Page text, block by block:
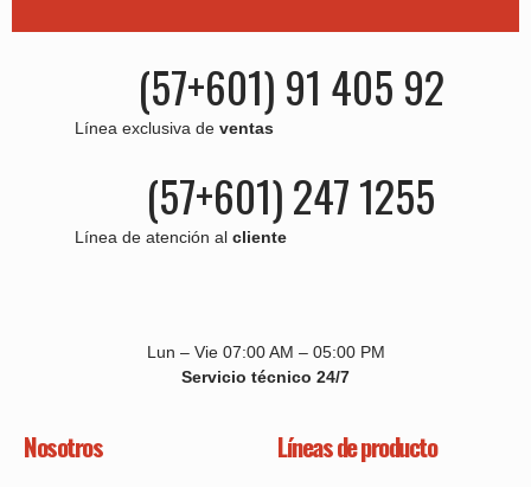
(57+601) 91 405 92
Línea exclusiva de ventas
(57+601) 247 1255
Línea de atención al cliente
Lun – Vie 07:00 AM – 05:00 PM
Servicio técnico 24/7
Nosotros Líneas de producto